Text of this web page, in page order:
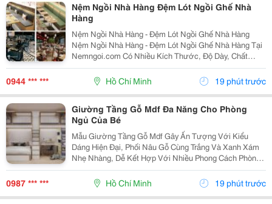
Nệm Ngồi Nhà Hàng Đệm Lót Ngồi Ghế Nhà
Hàng
Nệm Ngồi Nhà Hàng - Đệm Lót Ngồi Ghế Nhà Hàng
Nệm Ngồi Nhà Hàng - Đệm Lót Ngồi Ghế Nhà Hàng Tại
Nemngoi.com Có Nhiều Kích Thước, Độ Dày, Chất
Liệu, Màu Sắc Và Kiểu Dáng Để Lựa Chọn Theo Nhu
Cầu. Sản Phẩm Nhận Số Lượng Sỉ Lẻ, Đang Có Khuyến
Mãi, Ưu...
0944 *** *** Hồ Chí Minh 19 phút trước
Giường Tầng Gỗ Mdf Đa Năng Cho Phòng
Ngủ Của Bé
Mẫu Giường Tầng Gỗ Mdf Gây Ấn Tượng Với Kiểu
Dáng Hiện Đại, Phối Nâu Gỗ Cùng Trắng Và Xanh Xám
Nhẹ Nhàng, Dễ Kết Hợp Với Nhiều Phong Cách Phòng
Ngủ. Thiết Kế Tận Dụng Tốt Chiều Cao, Giúp Khu Vực
Nội Thất Trẻ Em Trở Nên Gọn Gàng Mà Vẫn Đảm Bảo
Đầy Đủ...
0987 *** *** Hồ Chí Minh 19 phút trước